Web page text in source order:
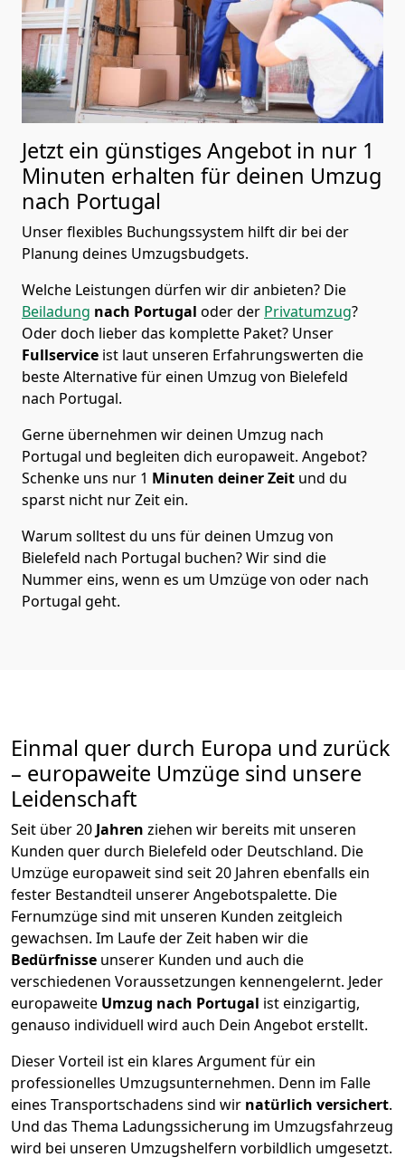
Jetzt ein günstiges Angebot in nur 1
Minuten erhalten für deinen Umzug
nach Portugal
Unser flexibles Buchungssystem hilft dir bei der
Planung deines Umzugsbudgets.
Welche Leistungen dürfen wir dir anbieten? Die
Beiladung nach Portugal oder der Privatumzug?
Oder doch lieber das komplette Paket? Unser
Fullservice ist laut unseren Erfahrungswerten die
beste Alternative für einen Umzug von Bielefeld
nach Portugal.
Gerne übernehmen wir deinen Umzug nach
Portugal und begleiten dich europaweit. Angebot?
Schenke uns nur 1 Minuten deiner Zeit und du
sparst nicht nur Zeit ein.
Warum solltest du uns für deinen Umzug von
Bielefeld nach Portugal buchen? Wir sind die
Nummer eins, wenn es um Umzüge von oder nach
Portugal geht.
Einmal quer durch Europa und zurück
– europaweite Umzüge sind unsere
Leidenschaft
Seit über20 Jahren ziehen wir bereits mit unseren
Kunden quer durch Bielefeld oder Deutschland. Die
Umzüge europaweit sind seit20 Jahren ebenfalls ein
fester Bestandteil unserer Angebotspalette. Die
Fernumzüge sind mit unseren Kunden zeitgleich
gewachsen. Im Laufe der Zeit haben wir die
Bedürfnisse unserer Kunden und auch die
verschiedenen Voraussetzungen kennengelernt. Jeder
europaweite Umzug nach Portugal ist einzigartig,
genauso individuell wird auch Dein Angebot erstellt.
Dieser Vorteil ist ein klares Argument für ein
professionelles Umzugsunternehmen. Denn im Falle
eines Transportschadens sind wir natürlich versichert.
Und das Thema Ladungssicherung im Umzugsfahrzeug
wird bei unseren Umzugshelfern vorbildlich umgesetzt.